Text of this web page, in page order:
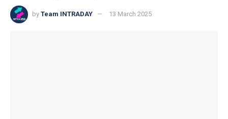
by Team INTRADAY 13 March 2025